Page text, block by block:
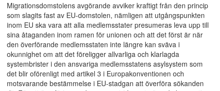
Migrationsdomstolens avgörande avviker kraftigt från den princip
som slagits fast av EU-domstolen, nämligen att utgångspunkten
inom EU ska vara att alla medlemsstater presumeras leva upp till
sina åtaganden inom ramen för unionen och att det först är när
den överförande medlemsstaten inte längre kan sväva i
okunnighet om att det föreligger allvarliga och klarlagda
systembrister i den ansvariga medlemsstatens asylsystem som
det blir oförenligt med artikel 3 i Europakonventionen och
motsvarande bestämmelse i EU-stadgan att överföra sökanden